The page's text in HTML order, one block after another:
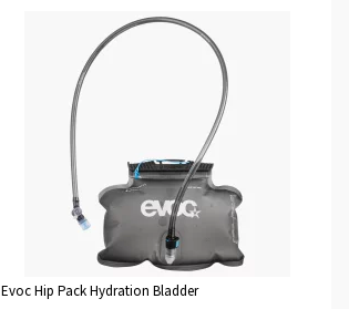
Evoc Hip Pack Hydration Bladder